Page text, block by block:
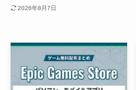
2026年8月7日